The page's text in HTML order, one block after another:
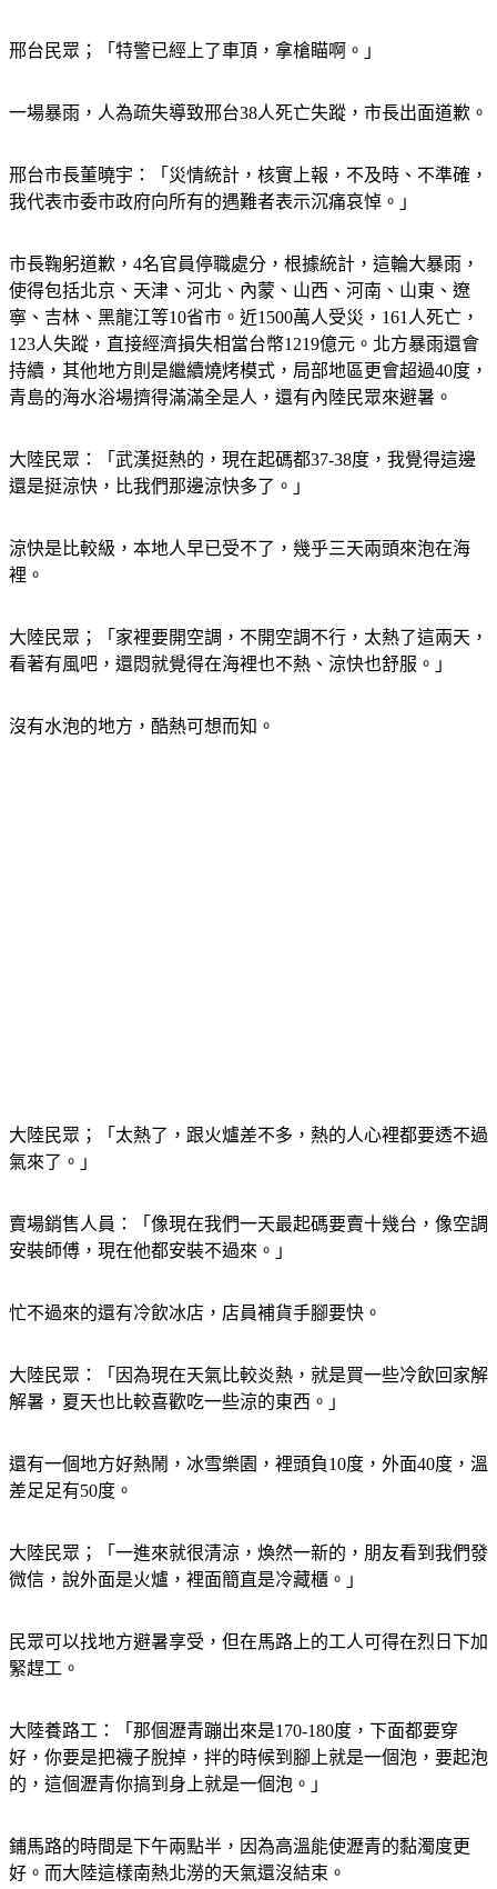
邢台民眾；「特警已經上了車頂，拿槍瞄啊。」
一場暴雨，人為疏失導致邢台38人死亡失蹤，市長出面道歉。
邢台市長董曉宇：「災情統計，核實上報，不及時、不準確，
我代表市委市政府向所有的遇難者表示沉痛哀悼。」
市長鞠躬道歉，4名官員停職處分，根據統計，這輪大暴雨，
使得包括北京、天津、河北、內蒙、山西、河南、山東、遼
寧、吉林、黑龍江等10省市。近1500萬人受災，161人死亡，
123人失蹤，直接經濟損失相當台幣1219億元。北方暴雨還會
持續，其他地方則是繼續燒烤模式，局部地區更會超過40度，
青島的海水浴場擠得滿滿全是人，還有內陸民眾來避暑。
大陸民眾：「武漢挺熱的，現在起碼都37-38度，我覺得這邊
還是挺涼快，比我們那邊涼快多了。」
涼快是比較級，本地人早已受不了，幾乎三天兩頭來泡在海
裡。
大陸民眾；「家裡要開空調，不開空調不行，太熱了這兩天，
看著有風吧，還悶就覺得在海裡也不熱、涼快也舒服。」
沒有水泡的地方，酷熱可想而知。
大陸民眾；「太熱了，跟火爐差不多，熱的人心裡都要透不過
氣來了。」
賣場銷售人員：「像現在我們一天最起碼要賣十幾台，像空調
安裝師傅，現在他都安裝不過來。」
忙不過來的還有冷飲冰店，店員補貨手腳要快。
大陸民眾：「因為現在天氣比較炎熱，就是買一些冷飲回家解
解暑，夏天也比較喜歡吃一些涼的東西。」
還有一個地方好熱鬧，冰雪樂園，裡頭負10度，外面40度，溫
差足足有50度。
大陸民眾；「一進來就很清涼，煥然一新的，朋友看到我們發
微信，說外面是火爐，裡面簡直是冷藏櫃。」
民眾可以找地方避暑享受，但在馬路上的工人可得在烈日下加
緊趕工。
大陸養路工：「那個瀝青蹦出來是170-180度，下面都要穿
好，你要是把襪子脫掉，拌的時候到腳上就是一個泡，要起泡
的，這個瀝青你搞到身上就是一個泡。」
鋪馬路的時間是下午兩點半，因為高溫能使瀝青的黏濁度更
好。而大陸這樣南熱北澇的天氣還沒結束。